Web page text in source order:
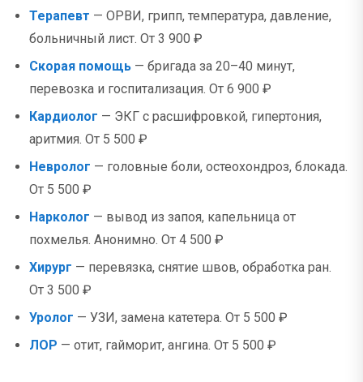
Терапевт — ОРВИ, грипп, температура, давление,
больничный лист. От 3 900 ₽
Скорая помощь — бригада за 20–40 минут,
перевозка и госпитализация. От 6 900 ₽
Кардиолог — ЭКГ с расшифровкой, гипертония,
аритмия. От 5 500 ₽
Невролог — головные боли, остеохондроз, блокада.
От 5 500 ₽
Нарколог — вывод из запоя, капельница от
похмелья. Анонимно. От 4 500 ₽
Хирург — перевязка, снятие швов, обработка ран.
От 3 500 ₽
Уролог — УЗИ, замена катетера. От 5 500 ₽
ЛОР — отит, гайморит, ангина. От 5 500 ₽